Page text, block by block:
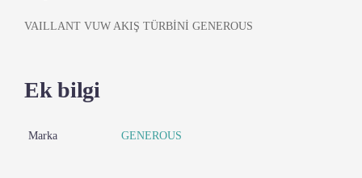
VAILLANT VUW AKIŞ TÜRBİNİ GENEROUS
Ek bilgi
Marka GENEROUS